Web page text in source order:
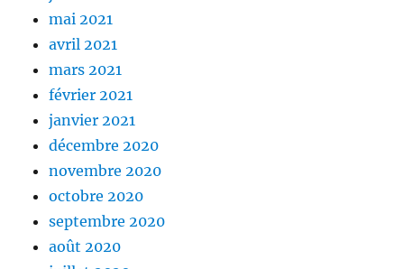
mai 2021
avril 2021
mars 2021
février 2021
janvier 2021
décembre 2020
novembre 2020
octobre 2020
septembre 2020
août 2020